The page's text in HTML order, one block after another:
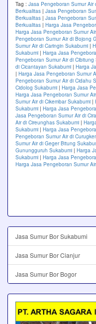
Tag : Jasa Pengeboran Sumur Air
Berkualitas | Jasa Pengeboran
Berkualitas | Jasa Pengeboran
Berkualitas | Harga Jasa
Harga Jasa Pengeboran Sumur
Pengeboran Sumur Air di Bojong
Sumur Air di Caringin Sukabumi |
Sukabumi | Harga Jasa
Pengeboran Sumur Air di Cibitung
di Cicantayan Sukabumi | Harga
| Harga Jasa Pengeboran Sumur
Pengeboran Sumur Air di Cidahu
Cidolog Sukabumi | Harga Jasa
Harga Jasa Pengeboran Sumur
Sumur Air di Cikembar Sukabumi |
Sukabumi | Harga Jasa
Jasa Pengeboran Sumur Air di
Air di Cireunghas Sukabumi |
Sukabumi | Harga Jasa
Pengeboran Sumur Air di
Sumur Air di Geger Bitung
Gunungguruh Sukabumi | Harga
Sukabumi | Harga Jasa
Harga Jasa Pengeboran Sumur
Jasa Sumur Bor Sukabumi
Jasa Sumur Bor Cianjur
Jasa Sumur Bor Bogor